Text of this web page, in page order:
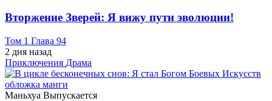
Вторжение Зверей: Я вижу пути эволюции!
Том 1 Глава 94
2 дня назад
Приключения Драма
Маньхуа Выпускается